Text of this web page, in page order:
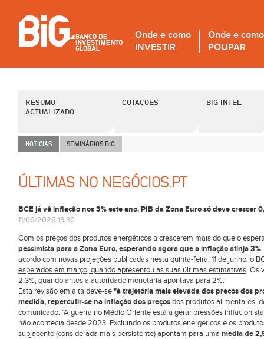
Onde e como
INVESTIR
Onde e como
POUPAR
RESUMO
ACTUALIZADO
COTAÇÕES BIG INTEL
NOTICIAS SEMINÁRIOS BiG
ÚLTIMAS NO NEGÓCIOS.PT
BCE já vê inflação nos 3% este ano. PIB da Zona Euro só deve crescer
11/06/2026 13:30
Com os preços dos produtos energéticos a crescerem mais do que o
pessimista para a Zona Euro, esperando agora que a inflação atinja
acordo com novas projeções publicadas nesta quinta-feira, 11 de junho, o
esperados em março, quando apresentou as suas últimas estimativas. Os
2,3%, quando antes a autoridade monetária apontava para 2%.
Esta revisão em alta deve-se"à trajetória mais elevada dos preços dos
medida, repercutir-se na inflação dos preçosdos produtos alimentares,
comunicado. "A guerra no Médio Oriente está a gerar pressões
não acontecia desde 2023. Excluindo os produtos energéticos e os
subjacente (considerada mais persistente) apontam para uma média de